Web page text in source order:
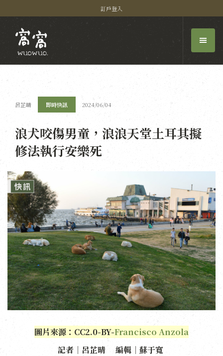
訂戶登入
呂芷晴 即時快訊 2024/06/04
浪犬咬傷男童，浪浪天堂土耳其擬
修法執行安樂死
圖片來源：CC2.0-BY-Francisco Anzola
記者｜呂芷晴 編輯｜蘇于寬